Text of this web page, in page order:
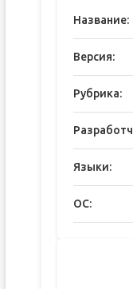
Название:
Версия:
Рубрика:
Языки:
ОС: